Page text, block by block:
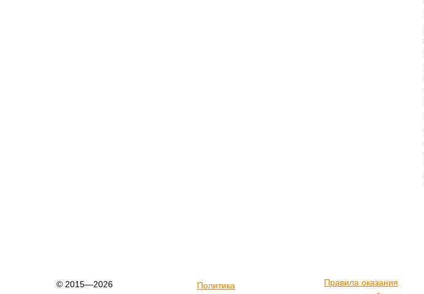
© 2015—2026
Политика
Правила оказания